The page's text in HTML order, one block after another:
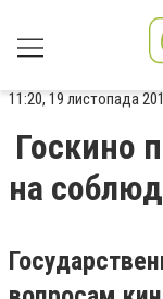
11:20, 19 листопада
Госкино
на